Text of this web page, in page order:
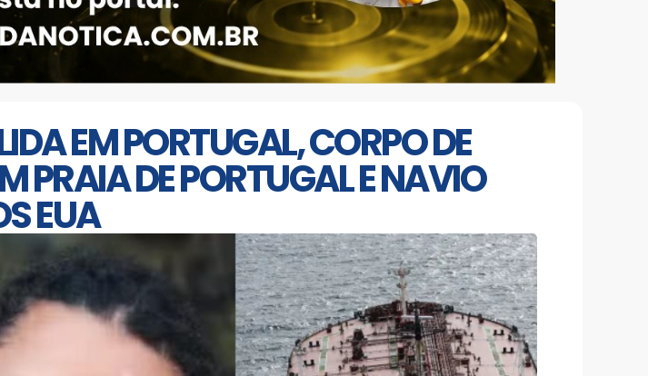
EM PORTUGAL, CORPO DE
PRAIA DE PORTUGAL E NAVIO
EUA